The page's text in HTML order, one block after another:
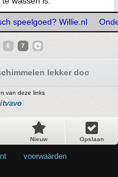
speelgoed? Willie.nl
6 7
lekker door!
van deze links
Nieuw Opslaan
voorwaarden